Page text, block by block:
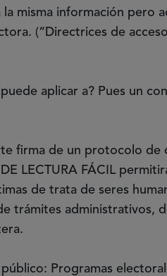
misma información pero
(“Directrices de
aplicar a? Pues un
firma de un protocolo de
LECTURA FÁCIL
de trata de seres
trámites administrativos,
Programas